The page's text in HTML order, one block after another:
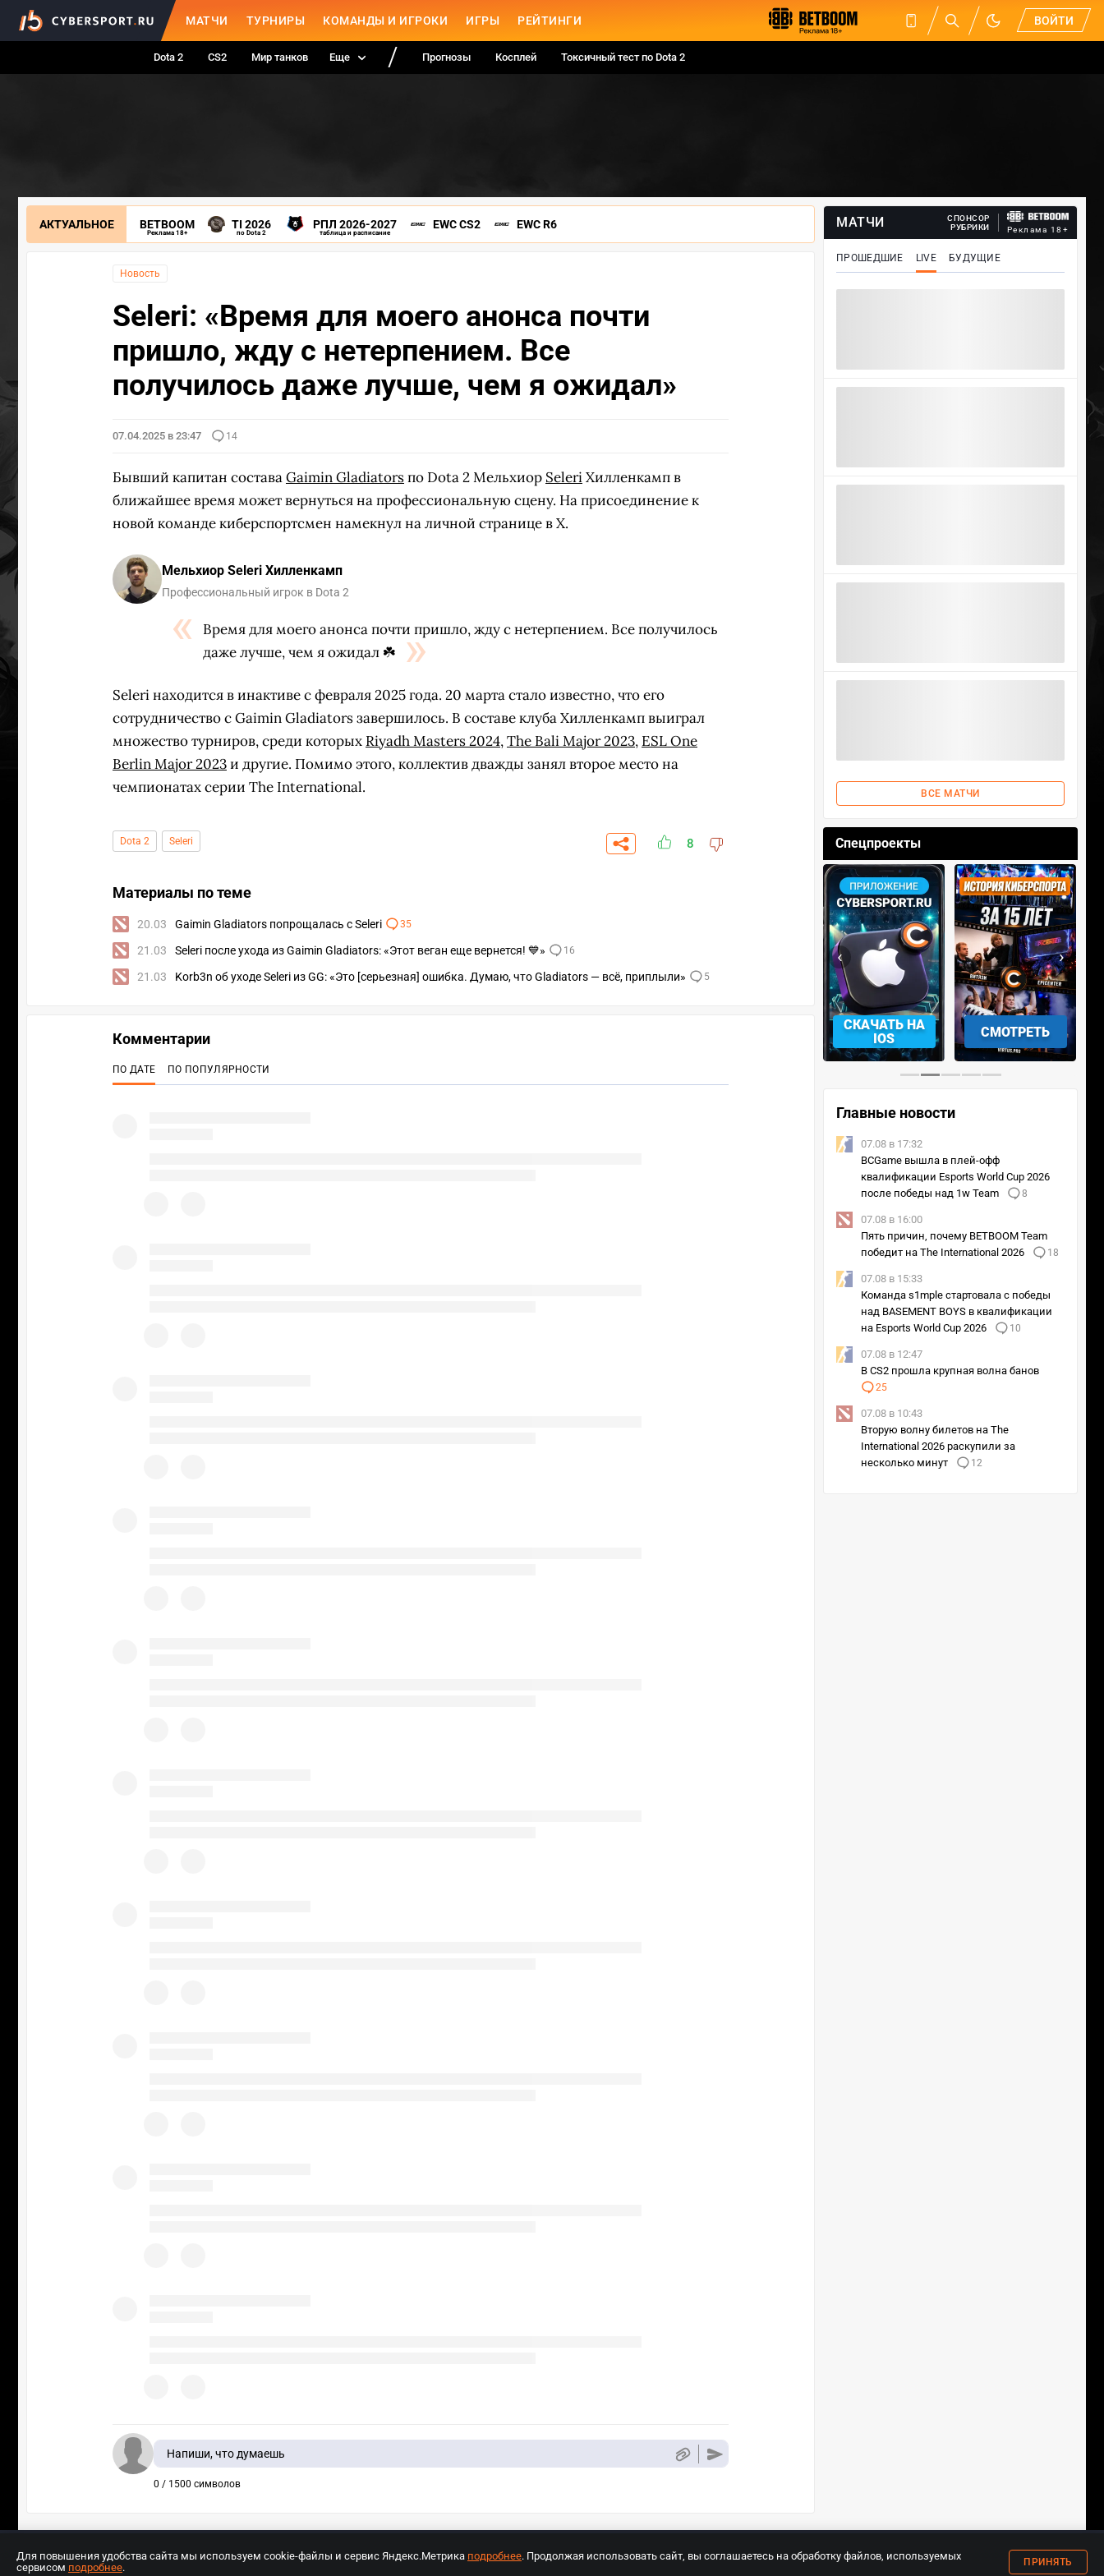
МАТЧИ ТУРНИРЫ КОМАНДЫ И ИГРОКИ ИГРЫ РЕЙТИНГИ ВОЙТИ
Dota 2 CS2 Мир танков Еще Прогнозы Косплей Токсичный тест по Dota 2
АКТУАЛЬНОЕ BETBOOM
Реклама 18+
TI 2026
по Dota 2
РПЛ 2026-2027
таблица и расписание
EWC CS2 EWC R6
Новость
Seleri: «Время для моего анонса почти
пришло, жду с нетерпением. Все
получилось даже лучше, чем я ожидал»
07.04.2025 в 23:47 14
Бывший капитан составаGaimin Gladiatorsпо Dota 2 Мельхиор SeleriХилленкамп в
ближайшее время может вернуться на профессиональную сцену. На присоединение к
новой команде киберспортсмен намекнул на личной странице в X.
Мельхиор Seleri Хилленкамп
Профессиональный игрок в Dota 2
Время для моего анонса почти пришло, жду с нетерпением. Все получилось
даже лучше, чем я ожидал ☘️
Seleri находится в инактиве с февраля 2025 года. 20 марта стало известно, что его
сотрудничество с Gaimin Gladiators завершилось. В составе клуба Хилленкамп выиграл
множество турниров, среди которых Riyadh Masters 2024,The Bali Major 2023, ESL One
Berlin Major 2023и другие. Помимо этого, коллектив дважды занял второе место на
чемпионатах серии The International.
Dota 2 Seleri 8
Материалы по теме
20.03 Gaimin Gladiators попрощалась с Seleri 35
21.03 Seleri после ухода из Gaimin Gladiators: «Этот веган еще вернется! 💙» 16
21.03 Korb3n об уходе Seleri из GG: «Это [серьезная] ошибка. Думаю, что Gladiators — всё, приплыли» 5
МАТЧИ
СПОНСОР
РУБРИКИ
Реклама 18+
ПРОШЕДШИЕ LIVE БУДУЩИЕ
ВСЕ МАТЧИ
Спецпроекты
СКАЧАТЬ НА
IOS
СМОТРЕТЬ
‹ ›
Главные новости
07.08 в 17:32
BCGame вышла в плей-офф
квалификации Esports World Cup 2026
после победы над 1w Team
8
07.08 в 16:00
Пять причин, почему BETBOOM Team
победит на The International 2026
18
07.08 в 15:33
Команда s1mple стартовала с победы
над BASEMENT BOYS в квалификации
на Esports World Cup 2026
10
07.08 в 12:47
В CS2 прошла крупная волна банов
25
07.08 в 10:43
Вторую волну билетов на The
International 2026 раскупили за
несколько минут
12
Комментарии
ПО ДАТЕ ПО ПОПУЛЯРНОСТИ
Напиши, что думаешь
0 / 1500 символов
18+
Для повышения удобства сайта мы используем cookie-файлы и сервис Яндекс.Метрика подробнее. Продолжая использовать сайт, вы соглашаетесь на обработку файлов, используемых
сервисом подробнее. ПРИНЯТЬ